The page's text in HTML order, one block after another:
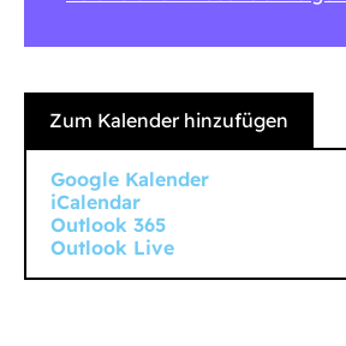
Zum Kalender hinzufügen
Google Kalender
iCalendar
Outlook 365
Outlook Live